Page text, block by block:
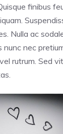
finibus
Nulla ac
nunc nec
rutrum. Sed